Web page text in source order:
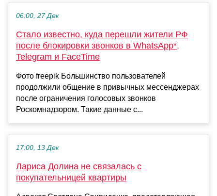
06:00, 27 Дек
Стало известно, куда перешли жители РФ
после блокировки звонков в WhatsApp*,
Telegram и FaceTime
Фото freepik Большинство пользователей
продолжили общение в привычных мессенджерах
после ограничения голосовых звонков
Роскомнадзором. Такие данные с...
17:00, 13 Дек
Лариса Долина не связалась с
покупательницей квартиры